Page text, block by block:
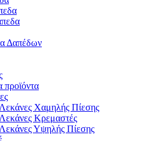
Δαπέδων
προϊόντα
Λεκάνες Χαμηλής Πίεσης
Λεκάνες Κρεμαστές
Λεκάνες Υψηλής Πίεσης